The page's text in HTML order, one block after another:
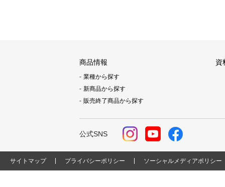
商品情報
業種から探す
新商品から探す
販売終了商品から探す
資
公式SNS
サイトマップ プライバシーポリシー ソーシャルメディアポリシー